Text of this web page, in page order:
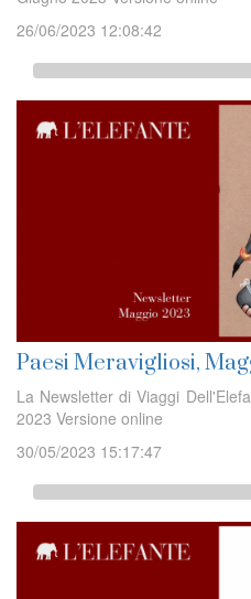
26/06/2023 12:08:42
Paesi Meravigliosi,
La Newsletter di Viaggi
2023 Versione online
30/05/2023 15:17:47